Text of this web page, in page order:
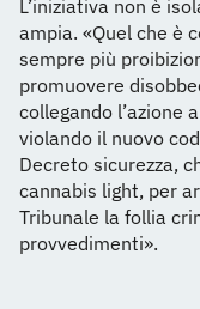
L’iniziativa non è
ampia. «Quel che è
sempre più
promuovere
collegando l’azione
violando il nuovo
Decreto sicurezza,
cannabis light, per
Tribunale la follia
provvedimenti».